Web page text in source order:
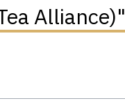
Alliance)"